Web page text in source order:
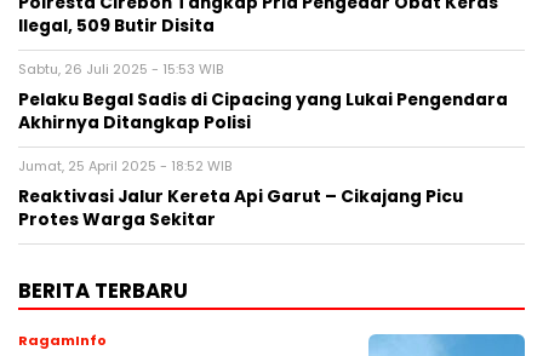
Ilegal, 509 Butir Disita
Sabtu, 26 Juli 2025 - 15:53 WIB
Pelaku Begal Sadis di Cipacing yang Lukai Pengendara
Akhirnya Ditangkap Polisi
Jumat, 25 April 2025 - 18:52 WIB
Reaktivasi Jalur Kereta Api Garut – Cikajang Picu
Protes Warga Sekitar
BERITA TERBARU
RagamInfo